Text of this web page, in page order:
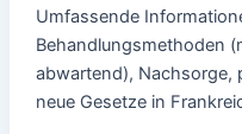
Umfassende
Behandlungsmethoden
abwartend), Nachsorge,
neue Gesetze in